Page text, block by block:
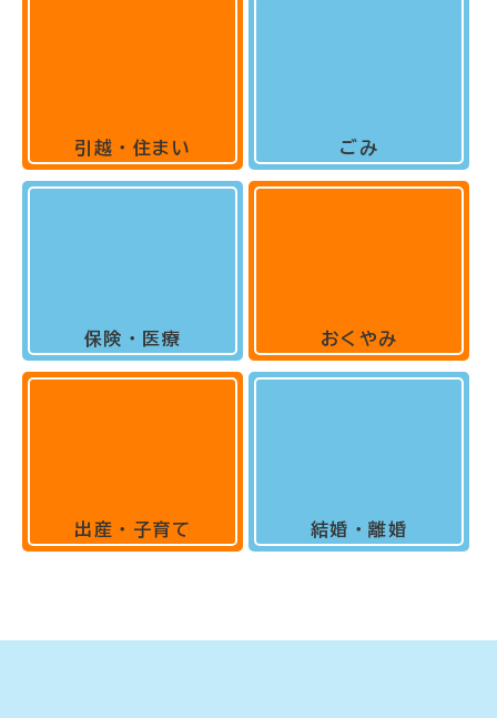
引越・住まい
保険・医療
出産・子育て
ごみ
おくやみ
結婚・離婚